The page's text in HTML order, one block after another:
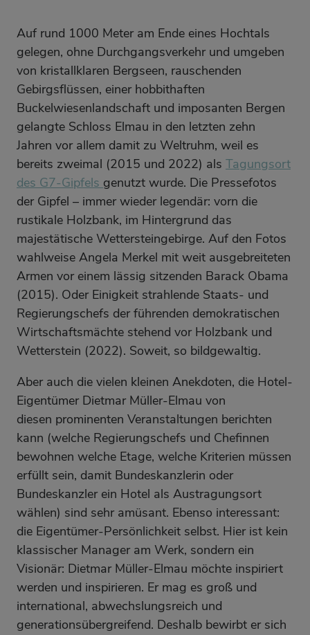
Auf rund 1000 Meter am Ende eines Hochtals
gelegen, ohne Durchgangsverkehr und umgeben
von kristallklaren Bergseen, rauschenden
Gebirgsflüssen, einer hobbithaften
Buckelwiesenlandschaft und imposanten Bergen
gelangte Schloss Elmau in den letzten zehn
Jahren vor allem damit zu Weltruhm, weil es
bereits zweimal (2015 und 2022) als Tagungsort
des G7-Gipfels genutzt wurde. Die Pressefotos
der Gipfel – immer wieder legendär: vorn die
rustikale Holzbank, im Hintergrund das
majestätische Wettersteingebirge. Auf den Fotos
wahlweise Angela Merkel mit weit ausgebreiteten
Armen vor einem lässig sitzenden Barack Obama
(2015). Oder Einigkeit strahlende Staats- und
Regierungschefs der führenden demokratischen
Wirtschaftsmächte stehend vor Holzbank und
Wetterstein (2022). Soweit, so bildgewaltig.
Aber auch die vielen kleinen Anekdoten, die Hotel-
Eigentümer Dietmar Müller-Elmau von
diesen prominenten Veranstaltungen berichten
kann (welche Regierungschefs und Chefinnen
bewohnen welche Etage, welche Kriterien müssen
erfüllt sein, damit Bundeskanzlerin oder
Bundeskanzler ein Hotel als Austragungsort
wählen) sind sehr amüsant. Ebenso interessant:
die Eigentümer-Persönlichkeit selbst. Hier ist kein
klassischer Manager am Werk, sondern ein
Visionär: Dietmar Müller-Elmau möchte inspiriert
werden und inspirieren. Er mag es groß und
international, abwechslungsreich und
generationsübergreifend. Deshalb bewirbt er sich